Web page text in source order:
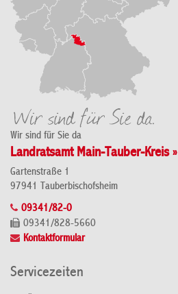
Wir sind für Sie da
Landratsamt Main-Tauber-Kreis »
Gartenstraße 1
97941 Tauberbischofsheim
09341/82-0
09341/828-5660
Kontaktformular
Servicezeiten